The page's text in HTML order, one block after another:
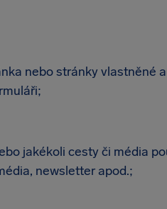
nebo stránky vlastněné
jakékoli cesty či média
newsletter apod.;